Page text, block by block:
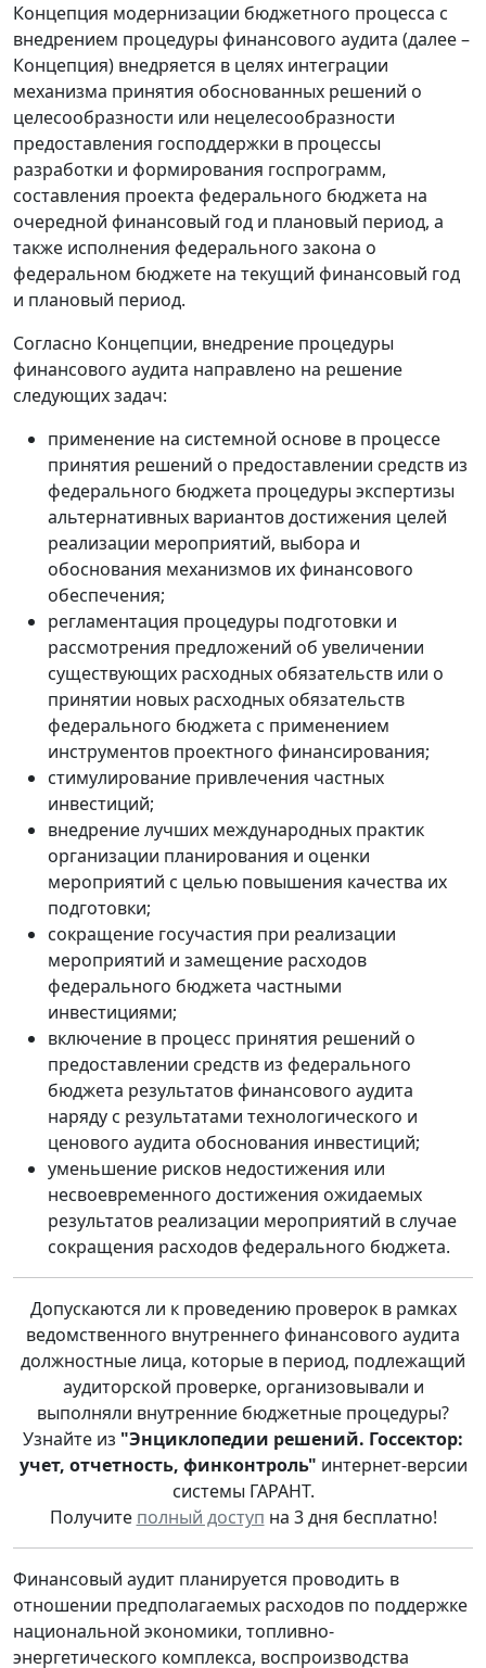
Концепция модернизации бюджетного процесса с
внедрением процедуры финансового аудита (далее –
Концепция) внедряется в целях интеграции
механизма принятия обоснованных решений о
целесообразности или нецелесообразности
предоставления господдержки в процессы
разработки и формирования госпрограмм,
составления проекта федерального бюджета на
очередной финансовый год и плановый период, а
также исполнения федерального закона о
федеральном бюджете на текущий финансовый год
и плановый период.
Согласно Концепции, внедрение процедуры
финансового аудита направлено на решение
следующих задач:
применение на системной основе в процессе
принятия решений о предоставлении средств из
федерального бюджета процедуры экспертизы
альтернативных вариантов достижения целей
реализации мероприятий, выбора и
обоснования механизмов их финансового
обеспечения;
регламентация процедуры подготовки и
рассмотрения предложений об увеличении
существующих расходных обязательств или о
принятии новых расходных обязательств
федерального бюджета с применением
инструментов проектного финансирования;
стимулирование привлечения частных
инвестиций;
внедрение лучших международных практик
организации планирования и оценки
мероприятий с целью повышения качества их
подготовки;
сокращение госучастия при реализации
мероприятий и замещение расходов
федерального бюджета частными
инвестициями;
включение в процесс принятия решений о
предоставлении средств из федерального
бюджета результатов финансового аудита
наряду с результатами технологического и
ценового аудита обоснования инвестиций;
уменьшение рисков недостижения или
несвоевременного достижения ожидаемых
результатов реализации мероприятий в случае
сокращения расходов федерального бюджета.
Допускаются ли к проведению проверок в рамках
ведомственного внутреннего финансового аудита
должностные лица, которые в период, подлежащий
аудиторской проверке, организовывали и
выполняли внутренние бюджетные процедуры?
Узнайте из "Энциклопедии решений. Госсектор:
учет, отчетность, финконтроль" интернет-версии
системы ГАРАНТ.
Получите полный доступ на 3 дня бесплатно!
Финансовый аудит планируется проводить в
отношении предполагаемых расходов по поддержке
национальной экономики, топливно-
энергетического комплекса, воспроизводства